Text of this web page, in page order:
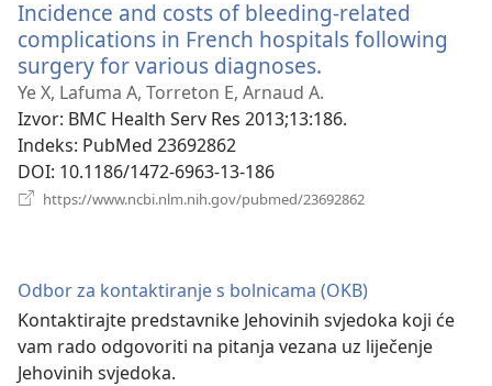
prozor)
Incidence and costs of bleeding-related
complications in French hospitals following
surgery for various diagnoses.
se
novi
Ye X, Lafuma A, Torreton E, Arnaud A.
Izvor‎: BMC Health Serv Res 2013;13:186.
Indeks‎: PubMed 23692862
DOI‎: 10.1186/1472-6963-13-186
https://www.ncbi.nlm.nih.gov/pubmed/23692862
Odbor za kontaktiranje s bolnicama (OKB)
Kontaktirajte predstavnike Jehovinih svjedoka koji će
vam rado odgovoriti na pitanja vezana uz liječenje
Jehovinih svjedoka.